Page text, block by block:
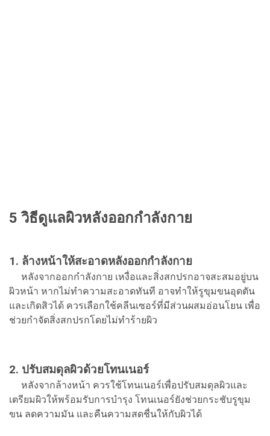
5 วิธีดูแลผิวหลังออกกำลังกาย
1. ล้างหน้าให้สะอาดหลังออกกำลังกาย
หลังจากออกกำลังกาย เหงื่อและสิ่งสกปรกอาจสะสมอยู่บน
ผิวหน้า หากไม่ทำความสะอาดทันที อาจทำให้รูขุมขนอุดตัน
และเกิดสิวได้ ควรเลือกใช้คลีนเซอร์ที่มีส่วนผสมอ่อนโยน เพื่อ
ช่วยกำจัดสิ่งสกปรกโดยไม่ทำร้ายผิว
2. ปรับสมดุลผิวด้วยโทนเนอร์
หลังจากล้างหน้า ควรใช้โทนเนอร์เพื่อปรับสมดุลผิวและ
เตรียมผิวให้พร้อมรับการบำรุง โทนเนอร์ยังช่วยกระชับรูขุม
ขน ลดความมัน และคืนความสดชื่นให้กับผิวได้